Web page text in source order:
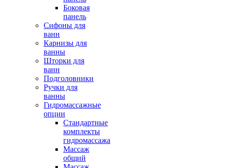
Боковая
панель
Сифоны для
ванн
Карнизы для
ванны
Шторки для
ванн
Подголовники
Ручки для
ванны
Гидромассажные
опции
Стандартные
комплекты
гидромассажа
Массаж
общий